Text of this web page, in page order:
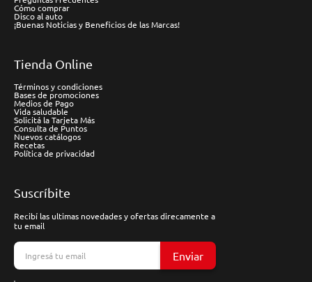
Cómo comprar
Disco al auto
¡Buenas Noticias y Beneficios de las Marcas!
Tienda Online
Términos y condiciones
Bases de promociones
Medios de Pago
Vida saludable
Solicitá la Tarjeta Más
Consulta de Puntos
Nuevos catálogos
Recetas
Política de privacidad
Suscríbite
Recibí las ultimas novedades y ofertas direcamente a
tu email
Enviar